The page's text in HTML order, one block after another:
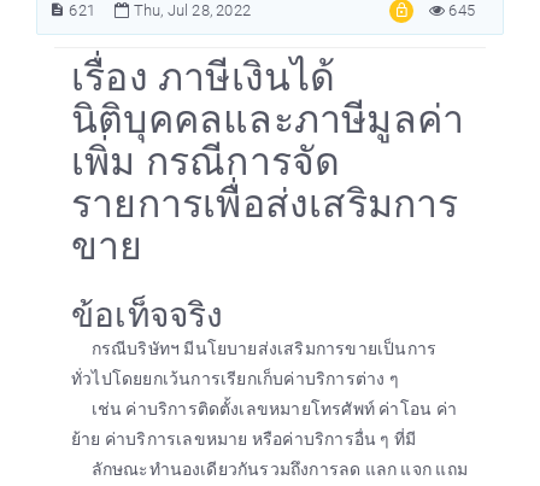
621 Thu, Jul 28, 2022 645
เรื่อง ภาษีเงินได้
นิติบุคคลและภาษีมูลค่า
เพิ่ม กรณีการจัด
รายการเพื่อส่งเสริมการ
ขาย
ข้อเท็จจริง
กรณีบริษัทฯ มีนโยบายส่งเสริมการขายเป็นการ
ทั่วไปโดยยกเว้นการเรียกเก็บค่าบริการต่าง ๆ
เช่น ค่าบริการติดตั้งเลขหมายโทรศัพท์ ค่าโอน ค่า
ย้าย ค่าบริการเลขหมาย หรือค่าบริการอื่น ๆ ที่มี
ลักษณะทำนองเดียวกันรวมถึงการลด แลก แจก แถม